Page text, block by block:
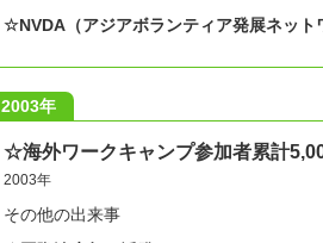
☆NVDA （アジアボランティア発展ネット
2003年
​☆海外ワークキャンプ参加者累計
2003年
その他の出来事